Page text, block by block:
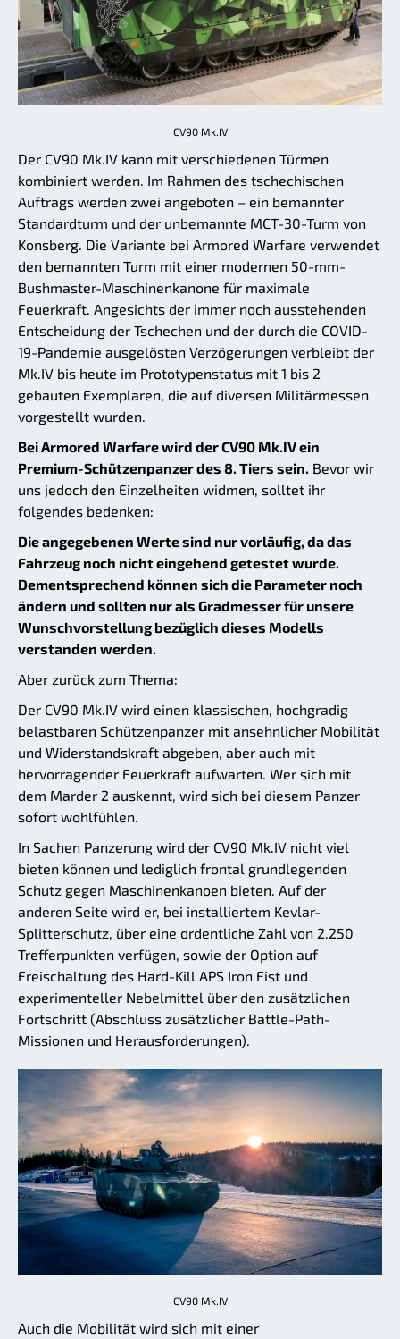
CV90 Mk.IV
Der CV90 Mk.IV kann mit verschiedenen Türmen
kombiniert werden. Im Rahmen des tschechischen
Auftrags werden zwei angeboten – ein bemannter
Standardturm und der unbemannte MCT-30-Turm von
Konsberg. Die Variante bei Armored Warfare verwendet
den bemannten Turm mit einer modernen 50-mm-
Bushmaster-Maschinenkanone für maximale
Feuerkraft. Angesichts der immer noch ausstehenden
Entscheidung der Tschechen und der durch die COVID-
19-Pandemie ausgelösten Verzögerungen verbleibt der
Mk.IV bis heute im Prototypenstatus mit 1 bis 2
gebauten Exemplaren, die auf diversen Militärmessen
vorgestellt wurden.
Bei Armored Warfare wird der CV90 Mk.IV ein
Premium-Schützenpanzer des 8. Tiers sein. Bevor wir
uns jedoch den Einzelheiten widmen, solltet ihr
folgendes bedenken:
Die angegebenen Werte sind nur vorläufig, da das
Fahrzeug noch nicht eingehend getestet wurde.
Dementsprechend können sich die Parameter noch
ändern und sollten nur als Gradmesser für unsere
Wunschvorstellung bezüglich dieses Modells
verstanden werden.
Aber zurück zum Thema:
Der CV90 Mk.IV wird einen klassischen, hochgradig
belastbaren Schützenpanzer mit ansehnlicher Mobilität
und Widerstandskraft abgeben, aber auch mit
hervorragender Feuerkraft aufwarten. Wer sich mit
dem Marder 2 auskennt, wird sich bei diesem Panzer
sofort wohlfühlen.
In Sachen Panzerung wird der CV90 Mk.IV nicht viel
bieten können und lediglich frontal grundlegenden
Schutz gegen Maschinenkanoen bieten. Auf der
anderen Seite wird er, bei installiertem Kevlar-
Splitterschutz, über eine ordentliche Zahl von 2.250
Trefferpunkten verfügen, sowie der Option auf
Freischaltung des Hard-Kill APS Iron Fist und
experimenteller Nebelmittel über den zusätzlichen
Fortschritt (Abschluss zusätzlicher Battle-Path-
Missionen und Herausforderungen).
CV90 Mk.IV
Auch die Mobilität wird sich mit einer